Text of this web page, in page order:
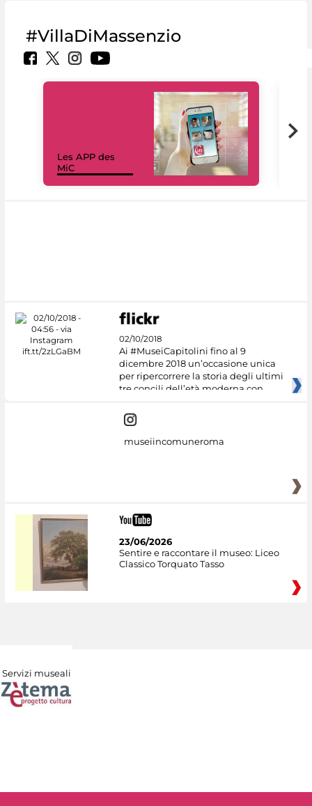
#VillaDiMassenzio
Les APP des
MiC
02/10/2018
Ai #MuseiCapitolini fino al 9
dicembre 2018 un’occasione unica
per ripercorrere la storia degli ultimi
tre concili dell’età moderna con
museiincomuneroma
23/06/2026
Sentire e raccontare il museo: Liceo
Classico Torquato Tasso
Servizi museali